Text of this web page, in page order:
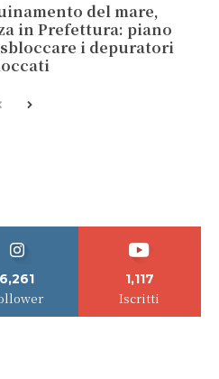
del mare,
in Prefettura: piano
i depuratori
6,261 1,117
Iscritti